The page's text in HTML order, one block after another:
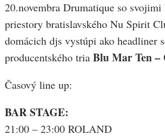
20.novembra Drumatique so svojimi
priestory bratislavského Nu Spirit
domácich djs vystúpi ako headliner
producentského tria Blu Mar Ten
Časový line up:
BAR STAGE:
21:00 – 23:00 ROLAND